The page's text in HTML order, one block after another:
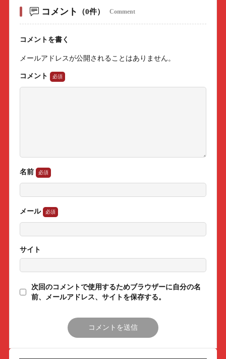
コメント （0件） Comment
コメントを書く
メールアドレスが公開されることはありません。
コメント
名前
メール
サイト
次回のコメントで使用するためブラウザーに自分の名
前、メールアドレス、サイトを保存する。